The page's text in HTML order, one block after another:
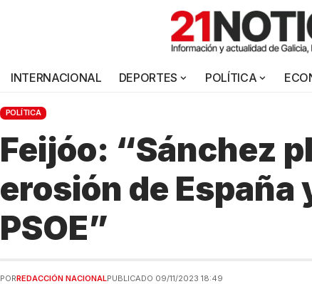
INTERNACIONAL DEPORTES POLÍTICA
POLÍTICA
Feijóo: “Sánchez
erosión de España
PSOE”
PORREDACCIÓN NACIONALPUBLICADO 09/11/2023 18:49